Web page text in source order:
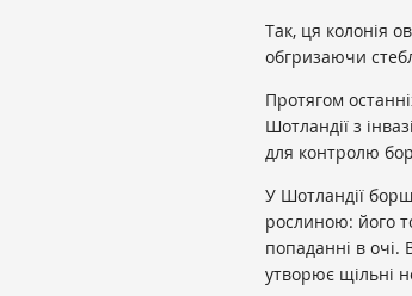
Так, ця колонія
обгризаючи
Протягом
Шотландії з
для контролю
У Шотландії
рослиною: його
попаданні в очі.
утворює щільні